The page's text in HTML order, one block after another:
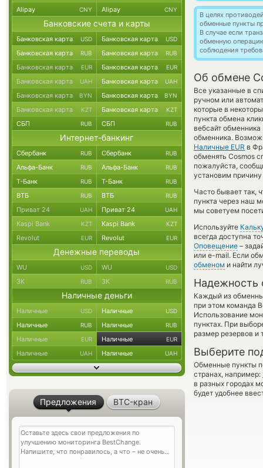
В целях
обменные пункты
В случае если
обменную
соблюдения
Об обмене
Все указанные в
ручном или
которые в
пункта обмена
вебсайт
обменника.
Наличные EUR в
обменять Cosmos
пожалуйста,
установим
Часто бывает так,
пункта через наш
мы советуем
Используйте
всегда доступна
Оповещение –
или e-mail. Если
обменом и найти
Надежность
Каждый из
при этом команда
Использование
пунктах. При
размер резервов и
Выберите
Обменные пункты
странах, например:
в разных городах
будет удобнее
Alipay CNY Alipay CNY
Банковские счета и карты
Банковская карта USD Банковская карта USD
Банковская карта RUB Банковская карта RUB
Банковская карта EUR Банковская карта EUR
Банковская карта UAH Банковская карта UAH
Банковская карта BYN Банковская карта BYN
Банковская карта KZT Банковская карта KZT
СБП RUB СБП RUB
Интернет-банкинг
Сбербанк RUB Сбербанк RUB
Альфа-Банк RUB Альфа-Банк RUB
Т-Банк RUB Т-Банк RUB
ВТБ RUB ВТБ RUB
Приват 24 UAH Приват 24 UAH
Kaspi Bank KZT Kaspi Bank KZT
Revolut EUR Revolut EUR
Денежные переводы
WU USD WU USD
ЗК RUB ЗК RUB
Наличные деньги
Наличные USD Наличные USD
Наличные RUB Наличные RUB
Наличные EUR Наличные EUR
Наличные UAH Наличные UAH
Предложения BTC-кран